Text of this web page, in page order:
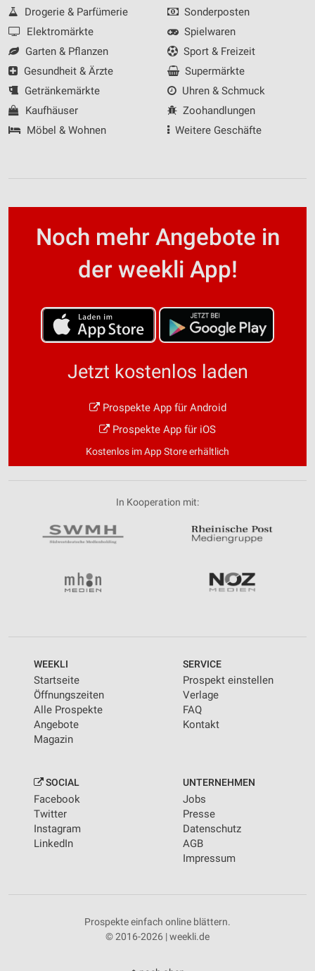
Drogerie & Parfümerie
Elektromärkte
Garten & Pflanzen
Gesundheit & Ärzte
Getränkemärkte
Kaufhäuser
Möbel & Wohnen
Sonderposten
Spielwaren
Sport & Freizeit
Supermärkte
Uhren & Schmuck
Zoohandlungen
Weitere Geschäfte
Noch mehr Angebote in
der weekli App!
Jetzt kostenlos laden
Prospekte App für Android
Prospekte App für iOS
Kostenlos im App Store erhältlich
In Kooperation mit:
WEEKLI
Startseite
Öffnungszeiten
Alle Prospekte
Angebote
Magazin
SERVICE
Prospekt einstellen
Verlage
FAQ
Kontakt
SOCIAL
Facebook
Twitter
Instagram
LinkedIn
UNTERNEHMEN
Jobs
Presse
Datenschutz
AGB
Impressum
Prospekte einfach online blättern.
© 2016-2026 | weekli.de